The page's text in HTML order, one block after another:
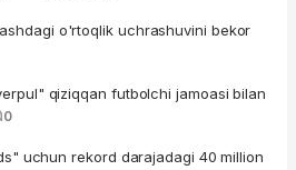
o'rtoqlik uchrashuvini bekor
qiziqqan futbolchi jamoasi bilan
0
uchun rekord darajadagi 40 million